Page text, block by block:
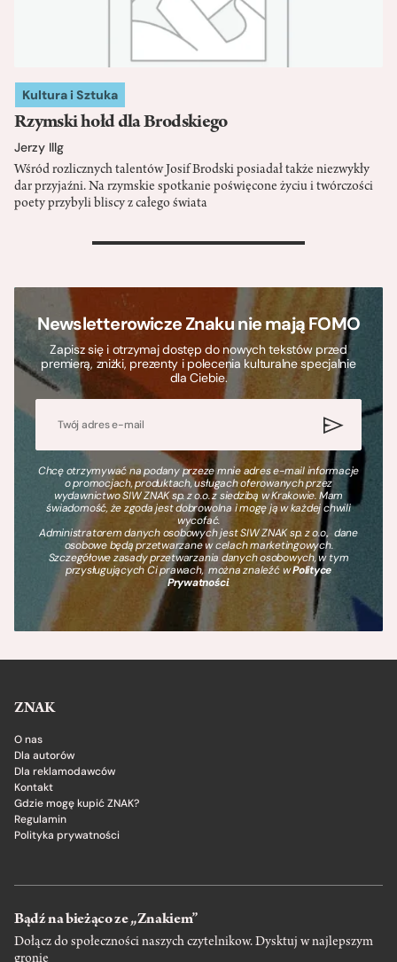
Kultura i Sztuka
Rzymski hołd dla Brodskiego
Jerzy Illg
Wśród rozlicznych talentów Josif Brodski posiadał także niezwykły
dar przyjaźni. Na rzymskie spotkanie poświęcone życiu i twórczości
poety przybyli bliscy z całego świata
>
Newsletterowicze Znaku nie mają FOMO
Zapisz się i otrzymaj dostęp do nowych tekstów przed
premierą, zniżki, prezenty i polecenia kulturalne specjalnie
dla Ciebie.
Chcę otrzymywać na podany przeze mnie adres e-mail informacje
o promocjach, produktach, usługach oferowanych przez
wydawnictwo SIW ZNAK sp. z o.o. z siedzibą w Krakowie. Mam
świadomość, że zgoda jest dobrowolna i mogę ją w każdej chwili
wycofać.
Administratorem danych osobowych jest SIW ZNAK sp. z o.o., dane
osobowe będą przetwarzane w celach marketingowych.
Szczegółowe zasady przetwarzania danych osobowych, w tym
przysługujących Ci prawach, można znaleźć wPolityce
Prywatności.
ZNAK
O nas
Dla autorów
Dla reklamodawców
Kontakt
Gdzie mogę kupić ZNAK?
Regulamin
Polityka prywatności
Bądź na bieżąco ze „Znakiem”
Dołącz do społeczności naszych czytelnikow. Dysktuj w najlepszym